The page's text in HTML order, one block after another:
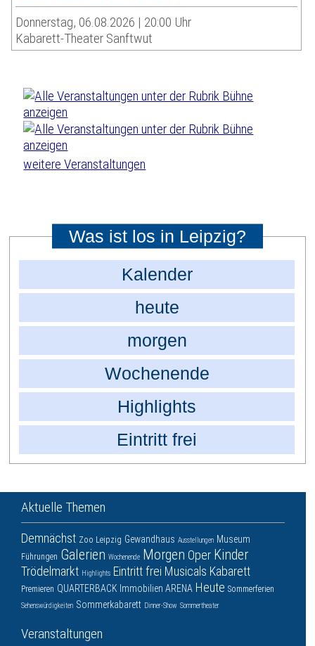
Donnerstag, 06.08.2026 | 20:00 Uhr
Kabarett-Theater Sanftwut
weitere Veranstaltungen
Was ist los in Leipzig?
Kalender
heute
morgen
Wochenende
Highlights
Eintritt frei
Aktuelle Themen
Demnächst Zoo Leipzig Gewandhaus Ausstellungen Museum
Führungen Galerien Wochenende Morgen Oper Kinder
Trödelmarkt Highlights Eintritt frei Musicals Kabarett
Premieren QUARTERBACK Immobilien ARENA Heute Sommerferien
Sehenswürdigkeiten Sommerkabarett Dinner-Show Sommertheater
Veranstaltungen